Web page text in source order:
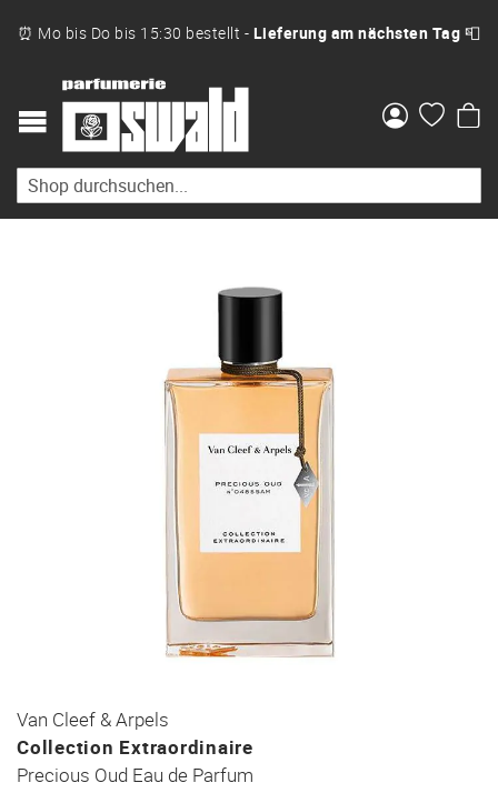
⏰ Mo bis Do bis 15:30 bestellt - Lieferung am nächsten Tag 📮
Zum
Anfang
der
Bildgalerie
Van Cleef & Arpels
Collection Extraordinaire
Precious Oud Eau de Parfum